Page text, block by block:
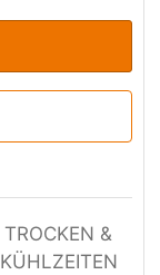
TROCKEN &
KÜHLZEITEN